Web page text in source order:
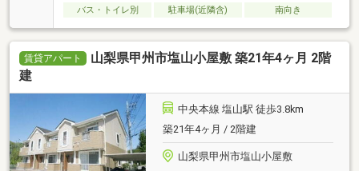
バス・トイレ別
駐車場(近隣含) 南向き
賃貸アパート
山梨県甲州市塩山小屋敷 築21年4ヶ月 2階
建
中央本線 塩山駅 徒歩3.8km
築21年4ヶ月 / 2階建
山梨県甲州市塩山小屋敷